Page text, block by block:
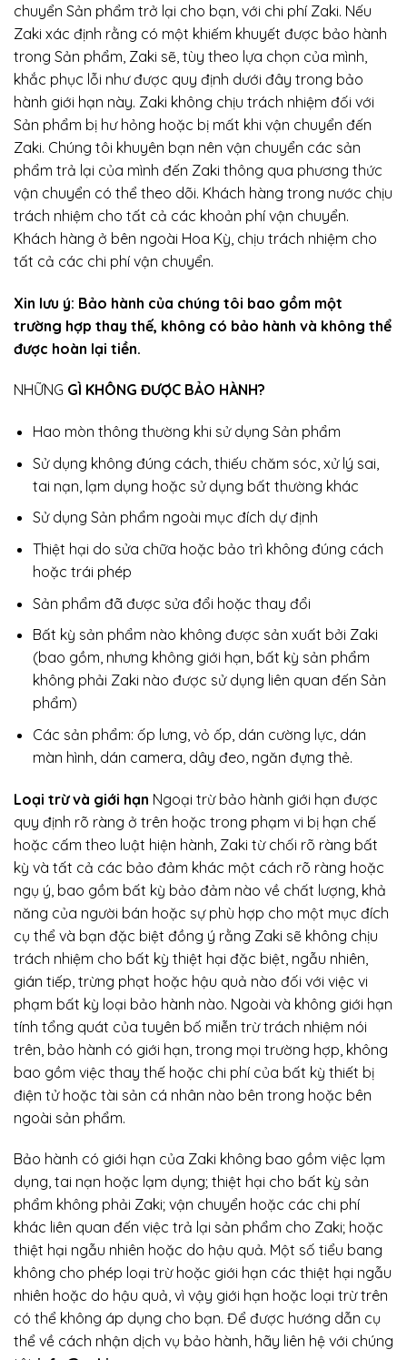
chuyển Sản phẩm trở lại cho bạn, với chi phí Zaki. Nếu
Zaki xác định rằng có một khiếm khuyết được bảo hành
trong Sản phẩm, Zaki sẽ, tùy theo lựa chọn của mình,
khắc phục lỗi như được quy định dưới đây trong bảo
hành giới hạn này. Zaki không chịu trách nhiệm đối với
Sản phẩm bị hư hỏng hoặc bị mất khi vận chuyển đến
Zaki. Chúng tôi khuyên bạn nên vận chuyển các sản
phẩm trả lại của mình đến Zaki thông qua phương thức
vận chuyển có thể theo dõi. Khách hàng trong nước chịu
trách nhiệm cho tất cả các khoản phí vận chuyển.
Khách hàng ở bên ngoài Hoa Kỳ, chịu trách nhiệm cho
tất cả các chi phí vận chuyển.
Xin lưu ý: Bảo hành của chúng tôi bao gồm một
trường hợp thay thế, không có bảo hành và không thể
được hoàn lại tiền.
NHỮNG GÌ KHÔNG ĐƯỢC BẢO HÀNH?
Hao mòn thông thường khi sử dụng Sản phẩm
Sử dụng không đúng cách, thiếu chăm sóc, xử lý sai,
tai nạn, lạm dụng hoặc sử dụng bất thường khác
Sử dụng Sản phẩm ngoài mục đích dự định
Thiệt hại do sửa chữa hoặc bảo trì không đúng cách
hoặc trái phép
Sản phẩm đã được sửa đổi hoặc thay đổi
Bất kỳ sản phẩm nào không được sản xuất bởi Zaki
(bao gồm, nhưng không giới hạn, bất kỳ sản phẩm
không phải Zaki nào được sử dụng liên quan đến Sản
phẩm)
Các sản phẩm: ốp lưng, vỏ ốp, dán cường lực, dán
màn hình, dán camera, dây đeo, ngăn đựng thẻ.
Loại trừ và giới hạn Ngoại trừ bảo hành giới hạn được
quy định rõ ràng ở trên hoặc trong phạm vi bị hạn chế
hoặc cấm theo luật hiện hành, Zaki từ chối rõ ràng bất
kỳ và tất cả các bảo đảm khác một cách rõ ràng hoặc
ngụ ý, bao gồm bất kỳ bảo đảm nào về chất lượng, khả
năng của người bán hoặc sự phù hợp cho một mục đích
cụ thể và bạn đặc biệt đồng ý rằng Zaki sẽ không chịu
trách nhiệm cho bất kỳ thiệt hại đặc biệt, ngẫu nhiên,
gián tiếp, trừng phạt hoặc hậu quả nào đối với việc vi
phạm bất kỳ loại bảo hành nào. Ngoài và không giới hạn
tính tổng quát của tuyên bố miễn trừ trách nhiệm nói
trên, bảo hành có giới hạn, trong mọi trường hợp, không
bao gồm việc thay thế hoặc chi phí của bất kỳ thiết bị
điện tử hoặc tài sản cá nhân nào bên trong hoặc bên
ngoài sản phẩm.
Bảo hành có giới hạn của Zaki không bao gồm việc lạm
dụng, tai nạn hoặc lạm dụng; thiệt hại cho bất kỳ sản
phẩm không phải Zaki; vận chuyển hoặc các chi phí
khác liên quan đến việc trả lại sản phẩm cho Zaki; hoặc
thiệt hại ngẫu nhiên hoặc do hậu quả. Một số tiểu bang
không cho phép loại trừ hoặc giới hạn các thiệt hại ngẫu
nhiên hoặc do hậu quả, vì vậy giới hạn hoặc loại trừ trên
có thể không áp dụng cho bạn. Để được hướng dẫn cụ
thể về cách nhận dịch vụ bảo hành, hãy liên hệ với chúng